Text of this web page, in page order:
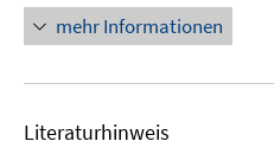
mehr Informationen
Literaturhinweis